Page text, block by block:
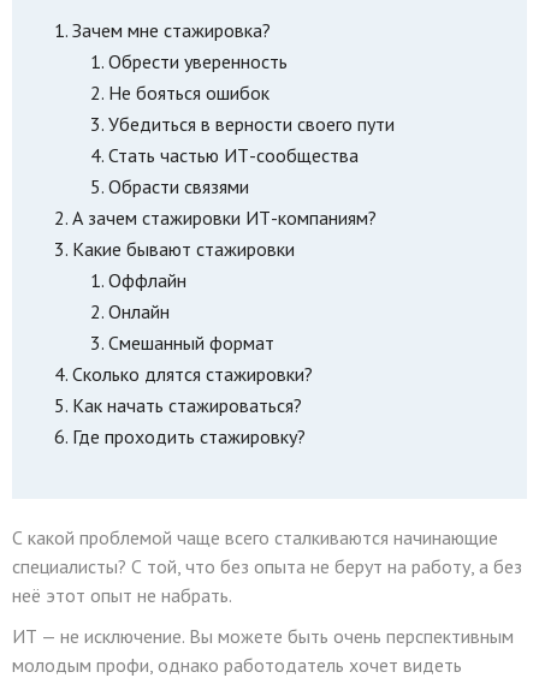
Зачем мне стажировка?
Обрести уверенность
Не бояться ошибок
Убедиться в верности своего пути
Стать частью ИТ-сообщества
Обрасти связями
А зачем стажировки ИТ-компаниям?
Какие бывают стажировки
Оффлайн
Онлайн
Смешанный формат
Сколько длятся стажировки?
Как начать стажироваться?
Где проходить стажировку?
С какой проблемой чаще всего сталкиваются начинающие
специалисты? С той, что без опыта не берут на работу, а без
неё этот опыт не набрать.
ИТ — не исключение. Вы можете быть очень перспективным
молодым профи, однако работодатель хочет видеть